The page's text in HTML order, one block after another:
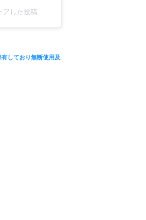
アした投稿
しており無断使用及